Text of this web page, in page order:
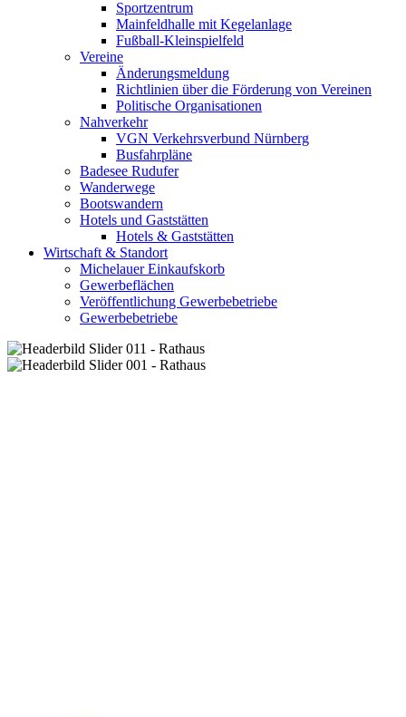
Sportzentrum
Mainfeldhalle mit Kegelanlage
Fußball-Kleinspielfeld
Vereine
Änderungsmeldung
Richtlinien über die Förderung von Vereinen
Politische Organisationen
Nahverkehr
VGN Verkehrsverbund Nürnberg
Busfahrpläne
Badesee Rudufer
Wanderwege
Bootswandern
Hotels und Gaststätten
Hotels & Gaststätten
Wirtschaft & Standort
Michelauer Einkaufskorb
Gewerbeflächen
Veröffentlichung Gewerbebetriebe
Gewerbebetriebe